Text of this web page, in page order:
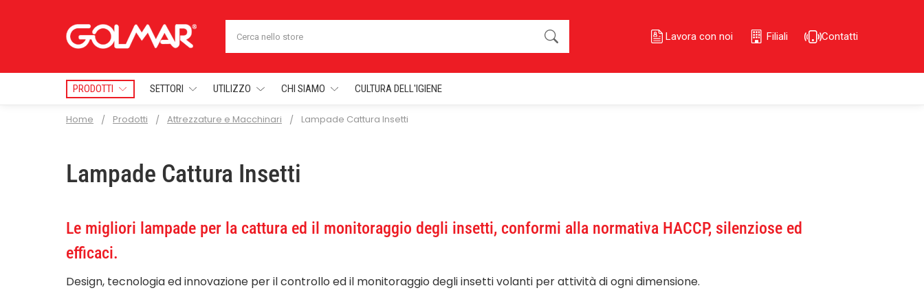
Lavora con noi Filiali Contatti
PRODOTTI SETTORI UTILIZZO CHI SIAMO CULTURA DELL'IGIENE
Home Prodotti Attrezzature e Macchinari Lampade Cattura Insetti
Lampade Cattura Insetti
Le migliori lampade per la cattura ed il monitoraggio degli insetti, conformi alla normativa HACCP, silenziose ed
efficaci.
Design, tecnologia ed innovazione per il controllo ed il monitoraggio degli insetti volanti per attività di ogni dimensione.